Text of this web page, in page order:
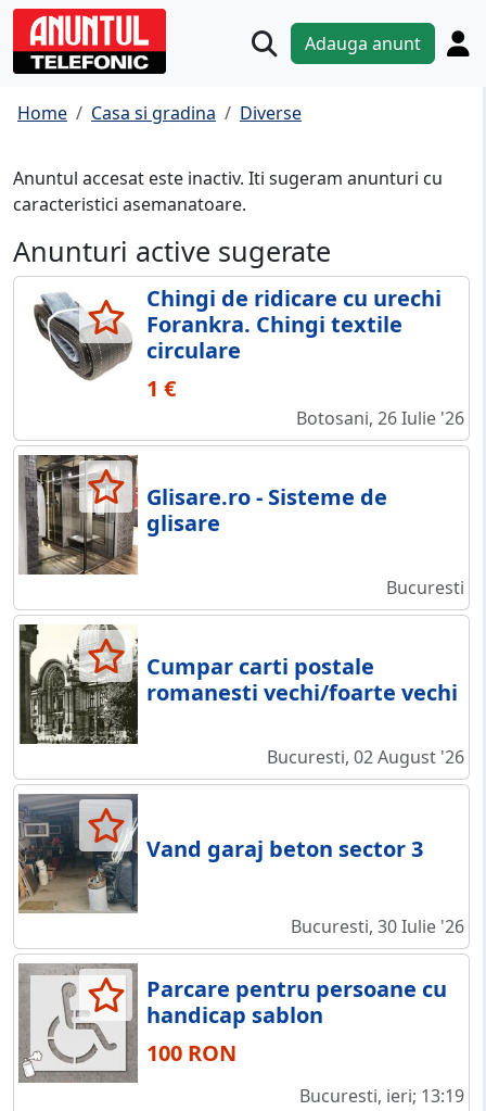
Adauga anunt
Home Casa si gradina Diverse
Anuntul accesat este inactiv. Iti sugeram anunturi cu
caracteristici asemanatoare.
Anunturi active sugerate
Chingi de ridicare cu urechi
Forankra. Chingi textile
circulare
1 €
Botosani, 26 Iulie '26
Glisare.ro - Sisteme de
glisare
Bucuresti
Cumpar carti postale
romanesti vechi/foarte vechi
Bucuresti, 02 August '26
Vand garaj beton sector 3
Bucuresti, 30 Iulie '26
Parcare pentru persoane cu
handicap sablon
100 RON
Bucuresti, ieri; 13:19